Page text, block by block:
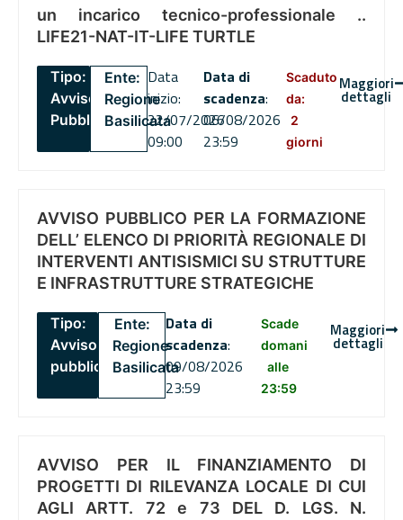
un incarico tecnico-professionale ..
LIFE21-NAT-IT-LIFE TURTLE
Tipo:
Avviso
Pubblico
Ente:
Regione
Basilicata
Data
inizio:
22/07/2026
09:00
Data di
scadenza:
06/08/2026
23:59
Scaduto
da:
2
giorni
Maggiori
dettagli
AVVISO PUBBLICO PER LA FORMAZIONE
DELL’ ELENCO DI PRIORITÀ REGIONALE DI
INTERVENTI ANTISISMICI SU STRUTTURE
E INFRASTRUTTURE STRATEGICHE
Tipo:
Avviso
pubblico
Ente:
Regione
Basilicata
Data di
scadenza:
09/08/2026
23:59
Scade
domani
alle
23:59
Maggiori
dettagli
AVVISO PER IL FINANZIAMENTO DI
PROGETTI DI RILEVANZA LOCALE DI CUI
AGLI ARTT. 72 e 73 DEL D. LGS. N.